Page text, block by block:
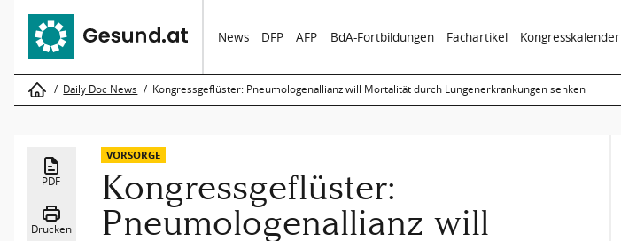
News DFP AFP BdA-Fortbildungen Fachartikel Kongresskalender
Daily Doc News Kongressgeflüster: Pneumologenallianz will Mortalität durch Lungenerkrankungen senken
PDF
Drucken
VORSORGE
Kongressgeflüster:
Pneumologenallianz will